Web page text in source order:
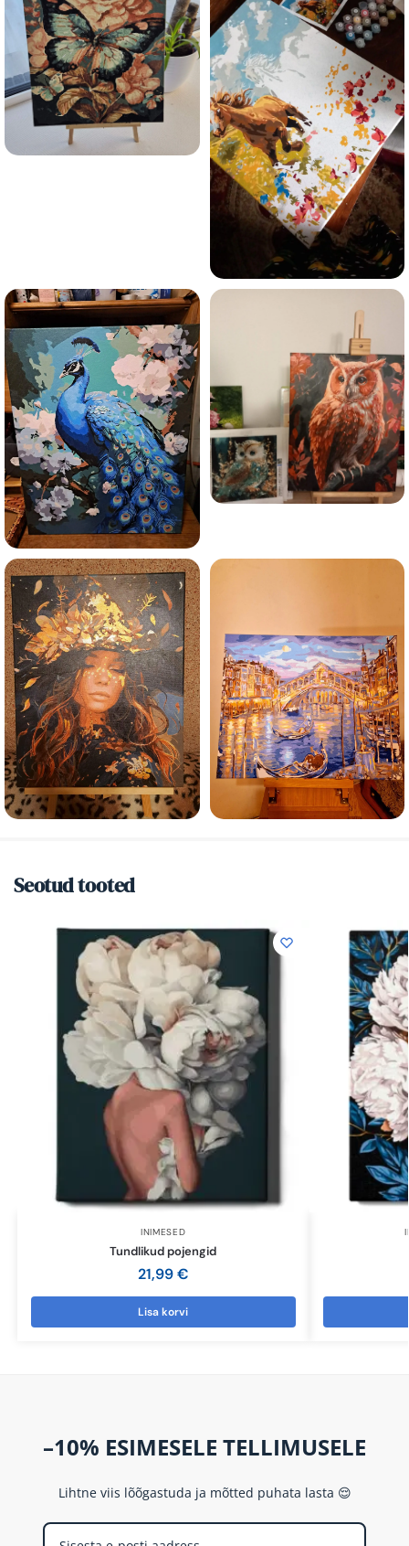
Seotud tooted
INIMESED
Tundlikud pojengid
21,99€
Lisa korvi
–10% ESIMESELE TELLIMUSELE
Lihtne viis lõõgastuda ja mõtted puhata lasta 😌
Olen tutvunud Maalihobi.ee privaatsuspoliitikaga ja
nõustun sellega
Maalihobi.eePrivaatsuspoliitika
TELLI